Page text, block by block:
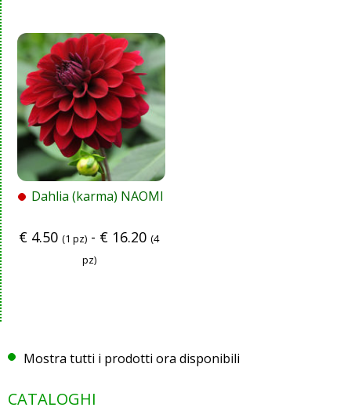
Dahlia (karma) NAOMI
€ 4.50 (1 pz) - € 16.20 (4
pz)
Mostra tutti i prodotti ora disponibili
CATALOGHI